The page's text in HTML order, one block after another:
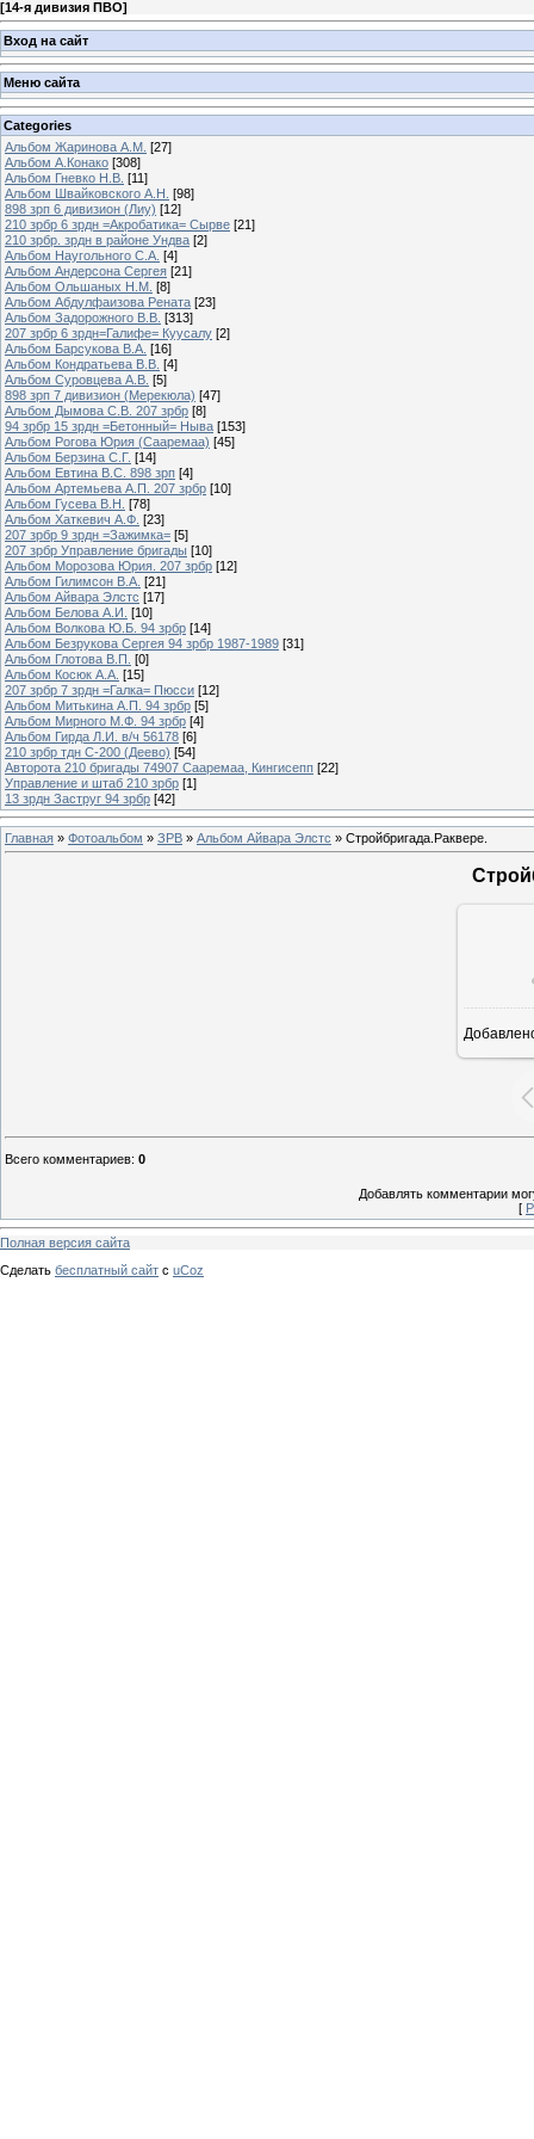
[14-я дивизия ПВО]
Вход на сайт
Меню сайта
Categories
Альбом Жаринова А.М. [27]
Альбом А.Конако [308]
Альбом Гневко Н.В. [11]
Альбом Швайковского А.Н. [98]
898 зрп 6 дивизион (Лиу) [12]
210 зрбр 6 зрдн =Акробатика= Сырве [21]
210 зрбр. зрдн в районе Ундва [2]
Альбом Наугольного С.А. [4]
Альбом Андерсона Сергея [21]
Альбом Ольшаных Н.М. [8]
Альбом Абдулфаизова Рената [23]
Альбом Задорожного В.В. [313]
207 зрбр 6 зрдн=Галифе= Куусалу [2]
Альбом Барсукова В.А. [16]
Альбом Кондратьева В.В. [4]
Альбом Суровцева А.В. [5]
898 зрп 7 дивизион (Мерекюла) [47]
Альбом Дымова С.В. 207 зрбр [8]
94 зрбр 15 зрдн =Бетонный= Ныва [153]
Альбом Рогова Юрия (Сааремаа) [45]
Альбом Берзина С.Г. [14]
Альбом Евтина В.С. 898 зрп [4]
Альбом Артемьева А.П. 207 зрбр [10]
Альбом Гусева В.Н. [78]
Альбом Хаткевич А.Ф. [23]
207 зрбр 9 зрдн =Зажимка= [5]
207 зрбр Управление бригады [10]
Альбом Морозова Юрия. 207 зрбр [12]
Альбом Гилимсон В.А. [21]
Альбом Айвара Элстс [17]
Альбом Белова А.И. [10]
Альбом Волкова Ю.Б. 94 зрбр [14]
Альбом Безрукова Сергея 94 зрбр 1987-1989 [31]
Альбом Глотова В.П. [0]
Альбом Косюк А.А. [15]
207 зрбр 7 зрдн =Галка= Пюсси [12]
Альбом Митькина А.П. 94 зрбр [5]
Альбом Мирного М.Ф. 94 зрбр [4]
Альбом Гирда Л.И. в/ч 56178 [6]
210 зрбр тдн С-200 (Деево) [54]
Авторота 210 бригады 74907 Сааремаа, Кингисепп [22]
Управление и штаб 210 зрбр [1]
13 зрдн Заструг 94 зрбр [42]
Главная » Фотоальбом » ЗРВ » Альбом Айвара Элстс » Стройбригада.Раквере.
Всего комментариев: 0
Добавлять комментарии
[
Полная версия сайта
Сделать бесплатный сайт с uCoz